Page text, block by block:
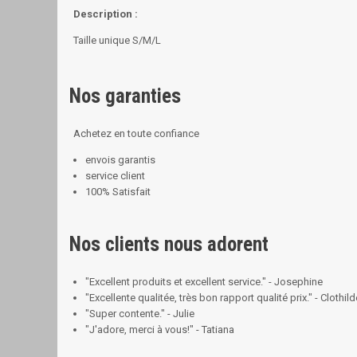
Description :
Taille unique S/M/L
Nos garanties
Achetez en toute confiance
envois garantis
service client
100% Satisfait
Nos clients nous adorent
"Excellent produits et excellent service." - Josephine
"Excellente qualitée, très bon rapport qualité prix." -
"Super contente." - Julie
"J'adore, merci à vous!" - Tatiana